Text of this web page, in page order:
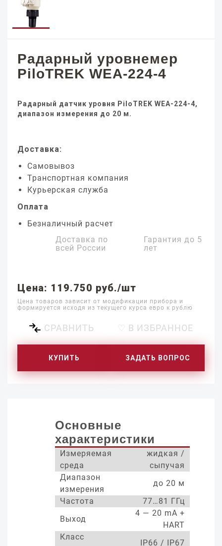
Радарный уровнемер
PiloTREK WEA-224-4
Радарный датчик уровня PiloTREK WEA-224-4,
диапазон измерения до 20 м.
Доставка:
Самовывоз
Транспортная компания
Курьерская служба
Оплата
Безналичный расчет
Доставка по
всей России
Гарантия до 5
лет
Цена: 119.750 руб./шт
Цена товаров зависит от модификации прибора и
формируется исходя из текущего курса евро к рублю
СРАВНИТЬ ♡ В ИЗБРАННОЕ
КУПИТЬ ЗАДАТЬ ВОПРОС
Основные
характеристики
Измеряемая
среда
жидкая /
сыпучая
Диапазон
измерения
до 20 м
Частота
77…81 ГГц
Выход
4 — 20 mA +
HART
Класс
IP66 / IP67